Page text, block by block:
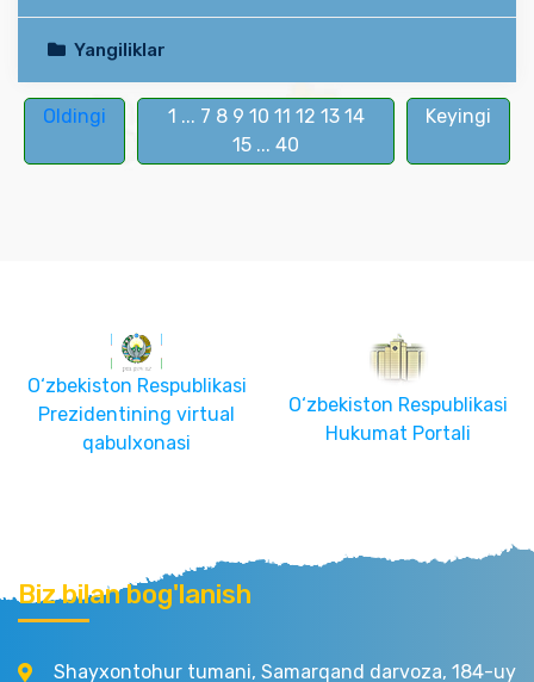
Yangiliklar
Oldingi 1 ... 7 8 9 10 11 12 13 14
15 ... 40
Keyingi
O‘zbekiston Respublikasi
Prezidentining virtual
qabulxonasi
O‘zbekiston Respublikasi
Hukumat Portali
Biz bilan bog'lanish
Shayxontohur tumani, Samarqand darvoza, 184-uy